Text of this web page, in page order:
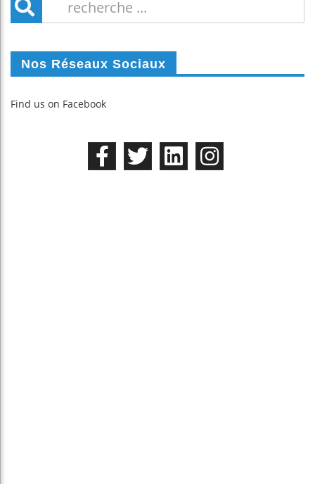
Nos Réseaux Sociaux
Find us on Facebook